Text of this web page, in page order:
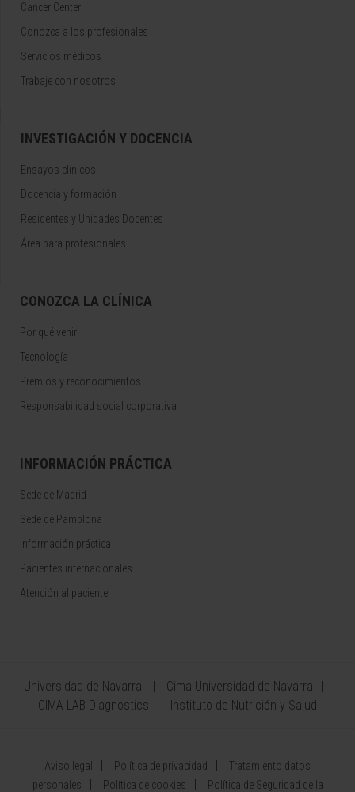
Cancer Center
Conozca a los profesionales
Servicios médicos
Trabaje con nosotros
INVESTIGACIÓN Y DOCENCIA
Ensayos clínicos
Docencia y formación
Residentes y Unidades Docentes
Área para profesionales
CONOZCA LA CLÍNICA
Por qué venir
Tecnología
Premios y reconocimientos
Responsabilidad social corporativa
INFORMACIÓN PRÁCTICA
Sede de Madrid
Sede de Pamplona
Información práctica
Pacientes internacionales
Atención al paciente
Universidad de Navarra
Cima Universidad de Navarra
CIMA LAB Diagnostics
Instituto de Nutrición y Salud
Aviso legal Política de privacidad
Tratamiento datos
personales
Política de cookies Política de Seguridad de la